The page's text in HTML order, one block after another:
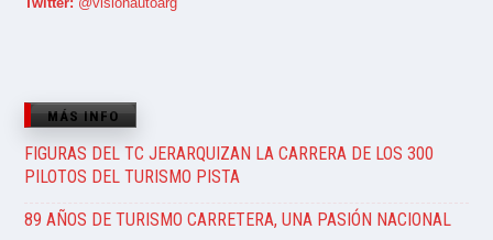
MÁS INFO
FIGURAS DEL TC JERARQUIZAN LA CARRERA DE LOS 300
PILOTOS DEL TURISMO PISTA
89 AÑOS DE TURISMO CARRETERA, UNA PASIÓN NACIONAL